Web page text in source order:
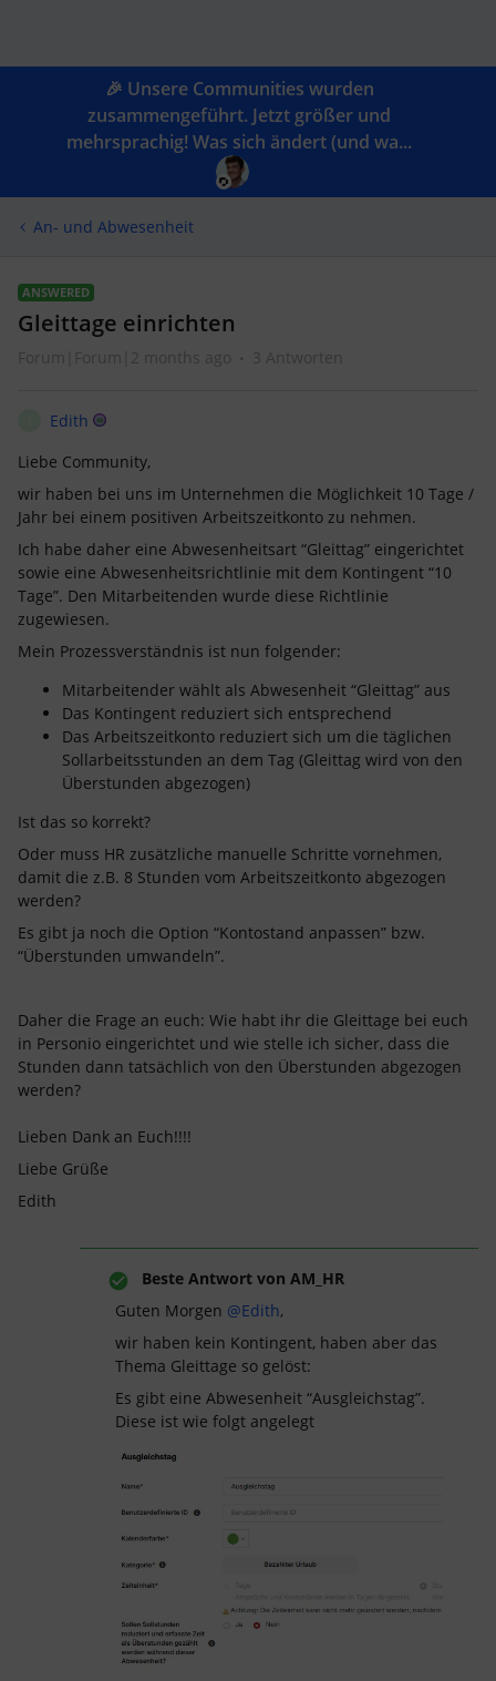
🎉 Unsere Communities wurden
zusammengeführt. Jetzt größer und
mehrsprachig! Was sich ändert (und wa...
An- und Abwesenheit
ANSWERED
Gleittage einrichten
Forum|Forum|2 months ago 3 Antworten
Edith
Liebe Community,
wir haben bei uns im Unternehmen die Möglichkeit 10 Tage /
Jahr bei einem positiven Arbeitszeitkonto zu nehmen.
Ich habe daher eine Abwesenheitsart “Gleittag” eingerichtet
sowie eine Abwesenheitsrichtlinie mit dem Kontingent “10
Tage”. Den Mitarbeitenden wurde diese Richtlinie
zugewiesen.
Mein Prozessverständnis ist nun folgender:
Mitarbeitender wählt als Abwesenheit “Gleittag” aus
Das Kontingent reduziert sich entsprechend
Das Arbeitszeitkonto reduziert sich um die täglichen
Sollarbeitsstunden an dem Tag (Gleittag wird von den
Überstunden abgezogen)
Ist das so korrekt?
Oder muss HR zusätzliche manuelle Schritte vornehmen,
damit die z.B. 8 Stunden vom Arbeitszeitkonto abgezogen
werden?
Es gibt ja noch die Option “Kontostand anpassen” bzw.
“Überstunden umwandeln”.
Daher die Frage an euch: Wie habt ihr die Gleittage bei euch
in Personio eingerichtet und wie stelle ich sicher, dass die
Stunden dann tatsächlich von den Überstunden abgezogen
werden?
Lieben Dank an Euch!!!!
Liebe Grüße
Edith
Beste Antwort von AM_HR
Guten Morgen ​ @Edith,
wir haben kein Kontingent, haben aber das
Thema Gleittage so gelöst:
Es gibt eine Abwesenheit “Ausgleichstag”.
Diese ist wie folgt angelegt